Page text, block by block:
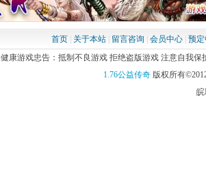
首页| 关于本站| 留言咨询 会员中心| 预
健康游戏忠告：抵制不良游戏 拒绝盗版游戏 注意自我保
1.76公益传奇版权所有
皖